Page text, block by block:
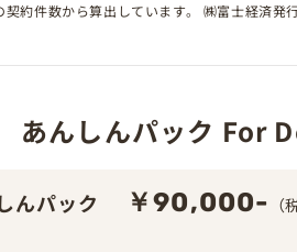
約件数から算出しています。 ㈱富士経済発
あんしんパック For
んパック ￥90,000-